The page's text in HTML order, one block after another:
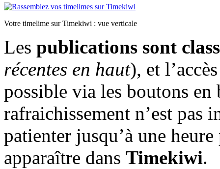
Votre timelime sur Timekiwi : vue verticale
Les publications sont
récentes en haut), et
possible via les boutons
rafraichissement n’est pas
patienter jusqu’à une
apparaître dans Timekiwi.